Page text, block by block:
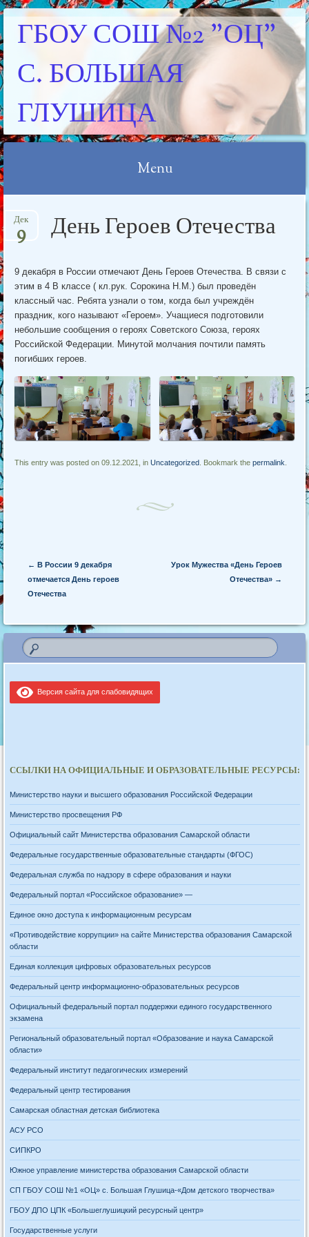
ГБОУ СОШ №2 "ОЦ"
С. БОЛЬШАЯ
ГЛУШИЦА
Menu
to
content
День Героев Отечества
Дек
9
9 декабря в России отмечают День Героев Отечества. В связи с
этим в 4 В классе ( кл.рук. Сорокина Н.М.) был проведён
классный час. Ребята узнали о том, когда был учреждён
праздник, кого называют «Героем». Учащиеся подготовили
небольшие сообщения о героях Советского Союза, героях
Российской Федерации. Минутой молчания почтили память
погибших героев.
This entry was posted on 09.12.2021, inUncategorized . Bookmark thepermalink
Post navigation
← В России 9 декабря
отмечается День героев
Отечества
Урок Мужества «День Героев
Отечества» →
Версия сайта для слабовидящих
ССЫЛКИ НА ОФИЦИАЛЬНЫЕ И ОБРАЗОВАТЕЛЬНЫЕ РЕСУРСЫ:
Министерство науки и высшего образования Российской Федерации
Министерство просвещения РФ
Официальный сайт Министерства образования Самарской области
Федеральные государственные образовательные стандарты (ФГОС)
Федеральная служба по надзору в сфере образования и науки
Федеральный портал «Российское образование» —
Единое окно доступа к информационным ресурсам
«Противодействие коррупции» на сайте Министерства образования Самарской
области
Единая коллекция цифровых образовательных ресурсов
Федеральный центр информационно-образовательных ресурсов
Официальный федеральный портал поддержки единого государственного
экзамена
Региональный образовательный портал «Образование и наука Самарской
области»
Федеральный институт педагогических измерений
Федеральный центр тестирования
Самарская областная детская библиотека
АСУ РСО
СИПКРО
Южное управление министерства образования Самарской области
СП ГБОУ СОШ №1 «ОЦ» с. Большая Глушица-«Дом детского творчества»
ГБОУ ДПО ЦПК «Большеглушицкий ресурсный центр»
Государственные услуги